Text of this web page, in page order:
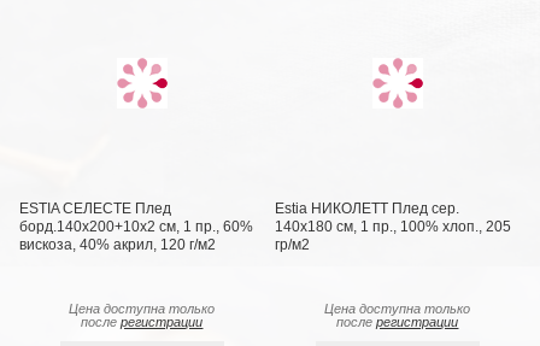
ESTIA СЕЛЕСТЕ Плед
борд.140х200+10х2 см, 1 пр., 60%
вискоза, 40% акрил, 120 г/м2
Цена доступна только
послерегистрации
Estia НИКОЛЕТТ Плед сер.
140х180 см, 1 пр., 100% хлоп., 205
гр/м2
Цена доступна только
послерегистрации